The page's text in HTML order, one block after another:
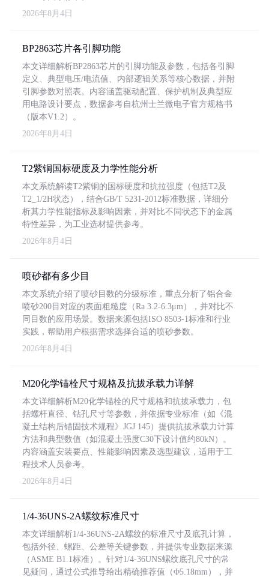
2026年8月4日
BP2863芯片各引脚功能
本文详细解析BP2863芯片的引脚功能及参数，包括各引脚
定义、典型电压/电流值、内部逻辑关系等核心数据，并附
引脚参数对照表。内容涵盖驱动配置、保护机制及典型应
用电路设计要点，数据参考自杭州士兰微电子官方规格书
（版本V1.2）。
2026年8月4日
T2紫铜国标硬度及力学性能分析
本文系统解读T2紫铜的国标硬度和抗拉强度（包括T2及
T2_1/2H状态），结合GB/T 5231-2012标准数据，详细分
析其力学性能指标及影响因素，并对比不同状态下的金属
特性差异，为工业选材提供参考。
2026年8月4日
喷砂都有多少目
本文系统介绍了喷砂目数的分级标准，重点分析了铝合金
喷砂200目对应的表面粗糙度（Ra 3.2-6.3μm），并对比不
同目数的应用场景。数据来源包括ISO 8503-1标准和行业
实践，帮助用户根据需求选择合适的喷砂参数。
2026年8月4日
M20化学锚栓尺寸规格及抗拔承载力详解
本文详细解析M20化学锚栓的尺寸规格和抗拔承载力，包
括螺杆直径、钻孔尺寸等参数，并依据专业标准（如《混
凝土结构后锚固技术规程》JGJ 145）提供抗拔承载力计算
方法和典型数值（如混凝土强度C30下设计值约80kN）。
内容涵盖安装要点、性能影响因素及选型建议，适用于工
程技术人员参考。
2026年8月4日
1/4-36UNS-2A螺纹标准尺寸
本文详细解析1/4-36UNS-2A螺纹的标准尺寸及底孔计算，
包括外径、螺距、公差等关键参数，并提供专业数据来源
（ASME B1.1标准）。针对1/4-36UNS螺纹底孔尺寸的常
见疑问，通过公式推导给出精确推荐值（Φ5.18mm），并